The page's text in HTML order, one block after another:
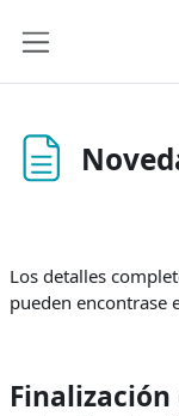
Los detalles
pueden encontrase